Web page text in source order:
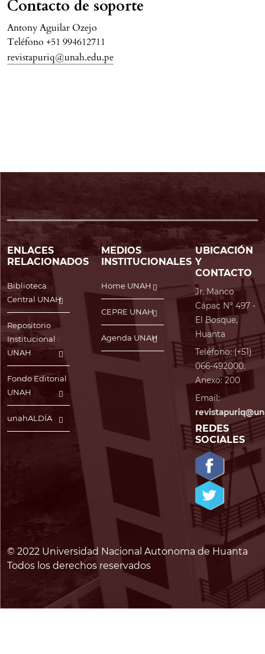
Contacto de soporte
Antony Aguilar Ozejo
Teléfono +51 994612711
revistapuriq@unah.edu.pe
ENLACES
RELACIONADOS
Biblioteca
Central UNAH
Repositorio
Institucional
UNAH
Fondo Editorial
UNAH
unahALDÍA
MEDIOS
INSTITUCIONALES
Home UNAH
CEPRE UNAH
Agenda UNAH
UBICACIÓN
Y
CONTACTO
Jr. Manco
Cápac N° 497 -
El Bosque,
Huanta
Teléfono: (+51)
066-492000.
Anexo: 200
Email:
REDES
SOCIALES
© 2022 Universidad Nacional Autonoma de Huanta
Todos los derechos reservados